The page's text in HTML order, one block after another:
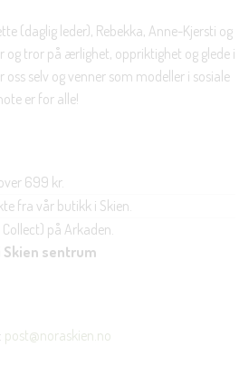
(daglig leder), Rebekka, Anne-Kjersti og
og tror på ærlighet, oppriktighet og glede i
oss selv og venner som modeller i sosiale
er for alle!
699 kr.
fra vår butikk i Skien.
Collect) på Arkaden.
Skien sentrum
: post@noraskien.no